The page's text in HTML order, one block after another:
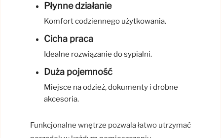
Płynne działanie
Komfort codziennego użytkowania.
Cicha praca
Idealne rozwiązanie do sypialni.
Duża pojemność
Miejsce na odzież, dokumenty i drobne
akcesoria.
Funkcjonalne wnętrze pozwala łatwo utrzymać